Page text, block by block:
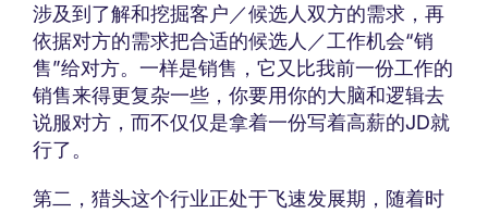
涉及到了解和挖掘客户／候选人双方的需求，再
依据对方的需求把合适的候选人／工作机会“销
售”给对方。一样是销售，它又比我前一份工作的
销售来得更复杂一些，你要用你的大脑和逻辑去
说服对方，而不仅仅是拿着一份写着高薪的JD就
行了。
第二，猎头这个行业正处于飞速发展期，随着时